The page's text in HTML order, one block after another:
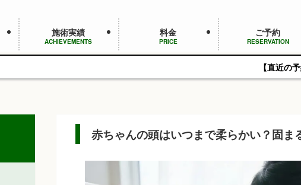
施術実績
ACHIEVEMENTS
料金
PRICE
ご予約
RESERVATION
【直近の予約空き状況】8/
赤ちゃんの頭はいつまで柔らかい？固ま